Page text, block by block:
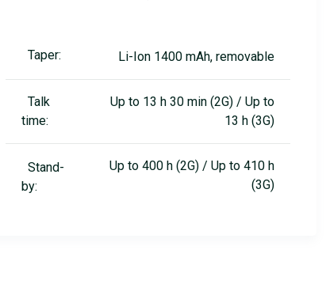
Taper: Li-Ion 1400 mAh, removable
Talk
time:
Up to 13 h 30 min (2G) / Up to
13 h (3G)
Stand-
by:
Up to 400 h (2G) / Up to 410 h
(3G)